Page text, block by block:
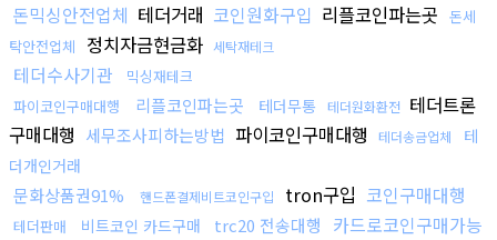
돈믹싱안전업체 테더거래 코인원화구입 리플코인파는곳 돈세
탁안전업체
정치자금현금화 세탁재테크
테더수사기관
믹싱재테크
파이코인구매대행
리플코인파는곳 테더무통 테더원화환전 테더트론
구매대행 세무조사피하는방법 파이코인구매대행 테더송금업체
테
더개인거래
문화상품권91% 핸드폰결제비트코인구입 tron구입 코인구매대행
테더판매 비트코인 카드구매 trc20 전송대행
카드로코인구매가능